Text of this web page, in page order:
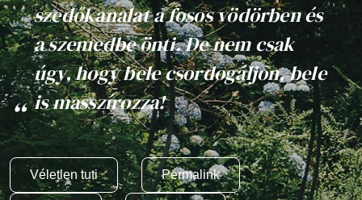
szedőkanalat a fosos vödörben és
a szemedbe önti. De nem csak
úgy, hogy bele csordogáljon, bele
is masszírozza!
Véletlen tuti Permalink